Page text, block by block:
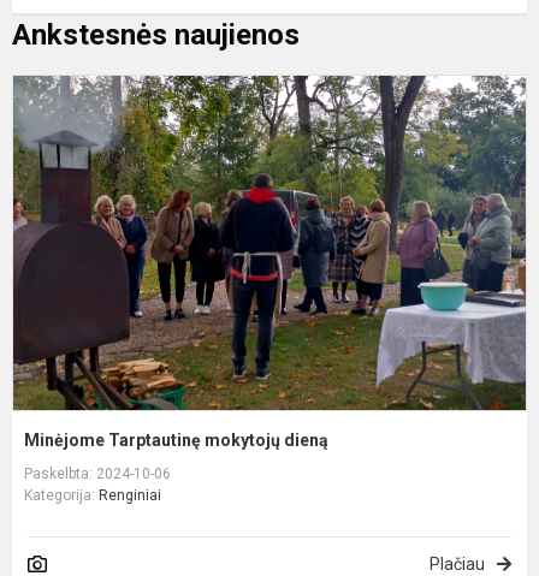
Ankstesnės naujienos
Minėjome Tarptautinę mokytojų dieną
Paskelbta: 2024-10-06
Kategorija: Renginiai
Plačiau